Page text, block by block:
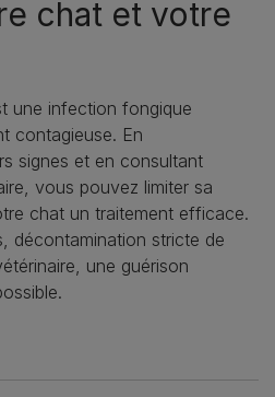
chat et votre
une infection fongique
contagieuse. En
signes et en consultant
vous pouvez limiter sa
chat un traitement efficace.
décontamination stricte de
une guérison